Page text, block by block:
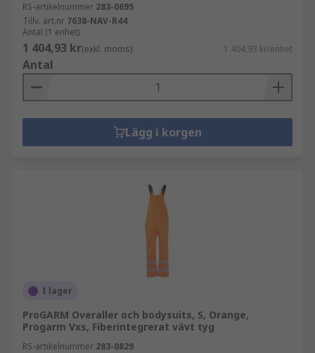
RS-artikelnummer 283-0695
Tillv. art.nr 7638-NAV-R44
Antal (1 enhet)
1 404,93 kr(exkl. moms) 1 404,93 kr/enhet
Antal
Lägg i korgen
I lager
ProGARM Overaller och bodysuits, S, Orange,
Progarm Vxs, Fiberintegrerat vävt tyg
RS-artikelnummer 283-0829